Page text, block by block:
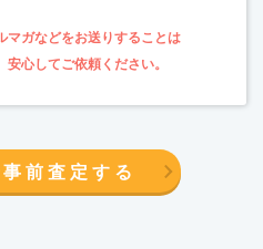
前査定する